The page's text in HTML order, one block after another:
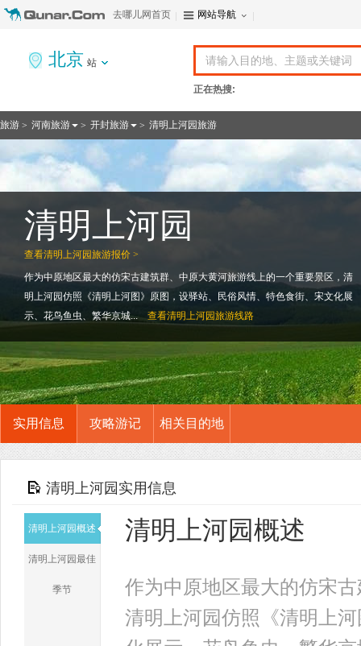
去哪儿网首页 网站导航
北京 站
正在热搜:
旅游 > 河南旅游 > 开封旅游 > 清明上河园旅游
查看清明上河园旅游报价 >
清明上河园
作为中原地区最大的仿宋古建筑群、中原大黄河旅游线上的一个重要景区，清
明上河园仿照《清明上河图》原图，设驿站、民俗风情、特色食街、宋文化展
示、花鸟鱼虫、繁华京城...
查看清明上河园旅游线路
实用信息 攻略游记 相关目的地
清明上河园实用信息
清明上河园概述
清明上河园最佳
季节
清明上河园概述
作为中原地区最大的仿宋
清明上河园仿照《清明上